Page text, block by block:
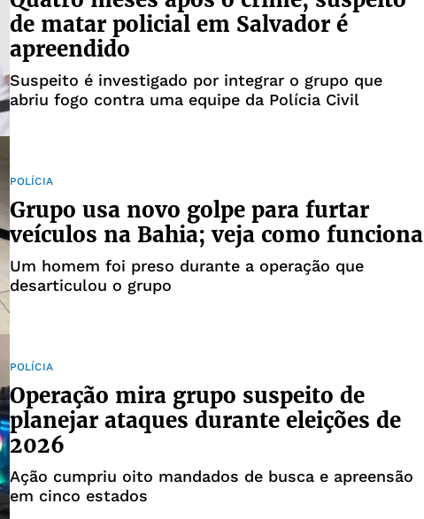
de matar policial em Salvador é
apreendido
Suspeito é investigado por integrar o grupo que
abriu fogo contra uma equipe da Polícia Civil
POLÍCIA
Grupo usa novo golpe para furtar
veículos na Bahia; veja como funciona
Um homem foi preso durante a operação que
desarticulou o grupo
POLÍCIA
Operação mira grupo suspeito de
planejar ataques durante eleições de
2026
Ação cumpriu oito mandados de busca e apreensão
em cinco estados